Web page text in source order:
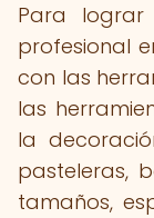
Para
profesional
con las
las
la
pasteleras,
tamaños,